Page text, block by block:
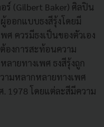
ร์ (Gilbert Baker) ศิลปิน
ออกแบบธงสีรุ้งโดยมี
ควรมีธงเป็นของตัวเอง
องการสะท้อนความ
ายทางเพศ ธงสีรุ้งถูก
มหลากหลายทางเพศ
1978 โดยแต่ละสีมีความ